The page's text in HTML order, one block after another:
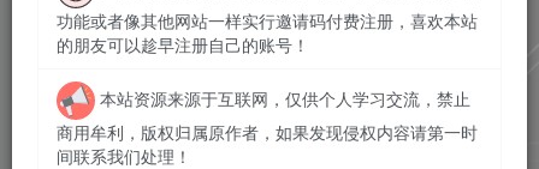
v14.0.22.0 、雷电模拟器 v9.5.32.0 、
雷电模拟器 v5.0.82 去广告绿色版！
2026年8月5日 23:42
迅雷 v25.0.91.1602 迅雷17无广告绿
功能或者像其他网站一样实行邀请码付费注册，喜欢本站
的朋友可以趁早注册自己的账号！
本站资源来源于互联网，仅供个人学习交流，禁止
商用牟利，版权归属原作者，如果发现侵权内容请第一时
间联系我们处理！